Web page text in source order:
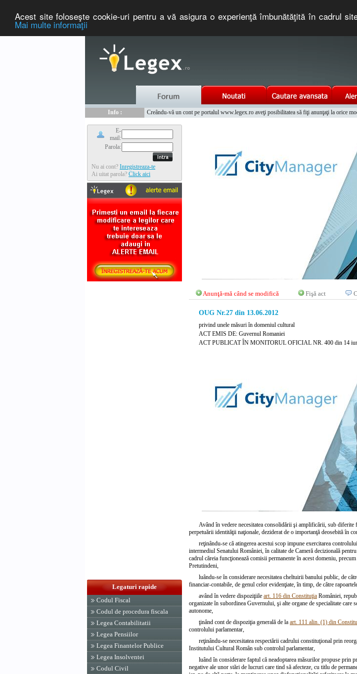
Acest site foloseşte cookie-uri pentru a vă asigura o experienţă îmbunătăţită în cadrul
Mai multe informaţii
Info :
Creându-vă un cont pe portalul www.legex.ro aveţi posibilitatea să fiţi anunţaţi la orice
E-
mail:
Parola:
Nu ai cont? Inregistreaza-te
Ai uitat parola? Click aici
Legaturi rapide
Codul Fiscal
Codul de procedura fiscala
Legea Contabilitatii
Legea Pensiilor
Legea Finantelor Publice
Legea Insolventei
Codul Civil
Anunţă-mă când se modifică Fişă act
OUG Nr.27 din 13.06.2012
privind unele măsuri în domeniul cultural
ACT EMIS DE: Guvernul Romaniei
ACT PUBLICAT ÎN MONITORUL OFICIAL NR. 400 din 14
Având în vedere necesitatea consolidării şi amplificării, sub
perpetuării identităţii naţionale, deziderat de o importanţă deosebită în
reţinându-se că atingerea acestui scop impune exercitarea
intermediul Senatului României, în calitate de Cameră decizională
cadrul căreia funcţionează comisii permanente în acest domeniu,
Pretutindeni,
luându-se în considerare necesitatea cheltuirii banului public, de
financiar-contabile, de genul celor evidenţiate, în timp, de către
având în vedere dispoziţiile art. 116 din Constituţia României,
organizate în subordinea Guvernului, şi alte organe de specialitate
autonome,
ţinând cont de dispoziţia generală de la art. 111 alin. (1) din
controlului parlamentar,
reţinându-se necesitatea respectării cadrului constituţional prin
Institutului Cultural Român sub controlul parlamentar,
luând în considerare faptul că neadoptarea măsurilor propuse prin
negative ale unor stări de lucruri care tind să afecteze, cu titlu de